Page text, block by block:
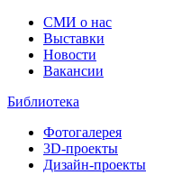
СМИ о нас
Выставки
Новости
Вакансии
Библиотека
Фотогалерея
3D-проекты
Дизайн-проекты